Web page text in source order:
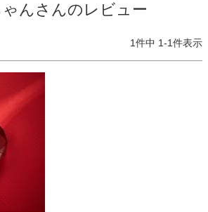
んさんのレビュー
1件中 1-1件表示